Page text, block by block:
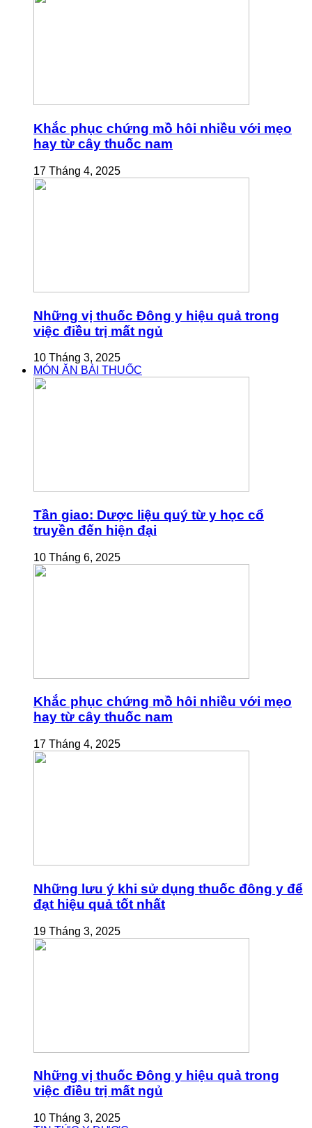
Khắc phục chứng mồ hôi nhiều với mẹo
hay từ cây thuốc nam
17 Tháng 4, 2025
Những vị thuốc Đông y hiệu quả trong
việc điều trị mất ngủ
10 Tháng 3, 2025
MÓN ĂN BÀI THUỐC
Tần giao: Dược liệu quý từ y học cổ
truyền đến hiện đại
10 Tháng 6, 2025
Khắc phục chứng mồ hôi nhiều với mẹo
hay từ cây thuốc nam
17 Tháng 4, 2025
Những lưu ý khi sử dụng thuốc đông y để
đạt hiệu quả tốt nhất
19 Tháng 3, 2025
Những vị thuốc Đông y hiệu quả trong
việc điều trị mất ngủ
10 Tháng 3, 2025